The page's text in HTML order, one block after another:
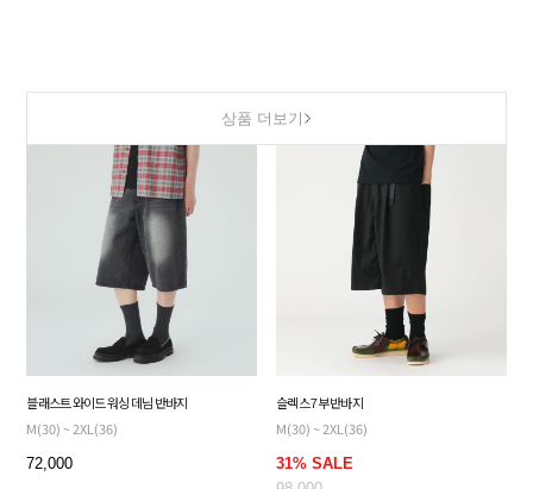
상품 더보기
블래스트 와이드 워싱 데님 반바지
M(30) ~ 2XL(36)
72,000
슬렉스 7부 반바지
M(30) ~ 2XL(36)
31% SALE